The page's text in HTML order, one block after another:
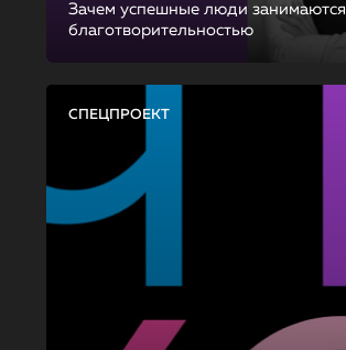
Зачем успешные люди занимаются
благотворительностью
СПЕЦПРОЕКТ